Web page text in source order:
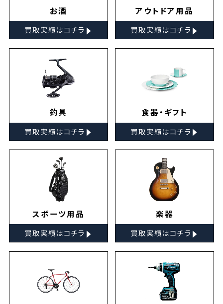
お酒
買取実績はコチラ ▸
アウトドア用品
買取実績はコチラ ▸
釣具
買取実績はコチラ ▸
食器・ギフト
買取実績はコチラ ▸
スポーツ用品
買取実績はコチラ ▸
楽器
買取実績はコチラ ▸